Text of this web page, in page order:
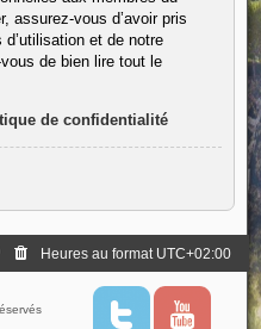
assurez-vous d’avoir pris
et de notre
de bien lire tout le
de confidentialité
Heures au format UTC+02:00
T
Y